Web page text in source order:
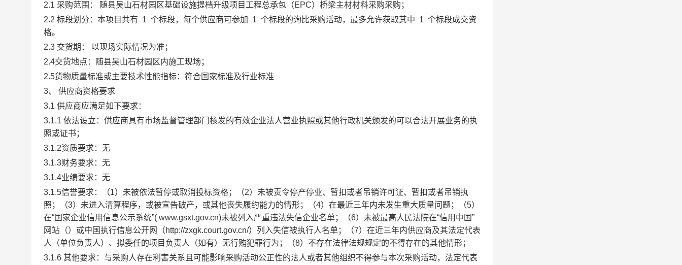
2.1 采购范围： 随县吴山石材园区基础设施提档升级项目工程总承包（EPC） 桥梁主材材料采购采购；
2.2 标段划分： 本项目共有 1 个标段，每个供应商可参加 1 个标段的询比采购活动，最多允许获取其中 1 个标段成交资
格。
2.3 交货期：
以现场实际情况为准；
2.4交货地点 ： 随县吴山石材园区内施工现场；
2.5货物质量标准或主要技术性能指标： 符合国家标准及行业标准
3、
供应商资格要求
3.1 供应商应满足如下要求：
3.1.1 依法设立 ： 供应商具有市场监督管理部门核发的有效企业法人营业执照或其他行政机关颁发的可以合法开展业务的执
照或证书 ；
3.1.2资质要求： 无
3.1.3财务要求 ： 无
3.1.4业绩要求 ： 无
3.1.5信誉要求 ： （1）未被依法暂停或取消投标资格；（2）未被责令停产停业、暂扣或者吊销许可证、暂扣或者吊销执
照；（3）未进入清算程序，或被宣告破产，或其他丧失履约能力的情形；（4）在最近三年内未发生重大质量问题；（5）
在“国家企业信用信息公示系统”( www.gsxt.gov.cn)未被列入严重违法失信企业名单；（6） 未被最高人民法院在“信用中国”
网站（）或中国执行信息公开网（http://zxgk.court.gov.cn/）列入失信被执行人名单；（7）在近三年内供应商及其法定代表
人（单位负责人）、拟委任的项目负责人（如有）无行贿犯罪行为；（8）不存在法律法规规定的不得存在的其他情形；
3.1.6 其他要求 ： 与采购人存在利害关系且可能影响采购活动公正性的法人或者其他组织不得参与本次采购活动，法定代表